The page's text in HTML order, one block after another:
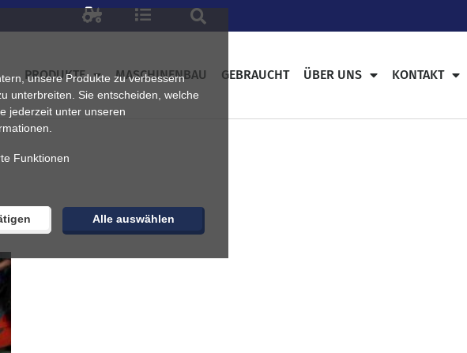
PRODUKTE MASCHINENBAU GEBRAUCHT ÜBER UNS KONTAKT
unsere Produkte zu verbessern
unterbreiten. Sie entscheiden, welche
jederzeit unter unseren
Funktionen
Alle auswählen